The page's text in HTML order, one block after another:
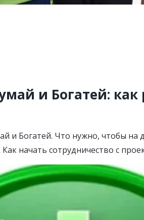
и Богатей: как
и Богатей. Что нужно, чтобы на
начать сотрудничество с